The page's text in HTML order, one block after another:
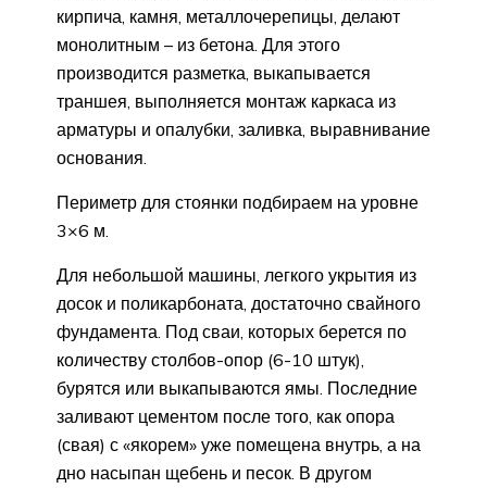
кирпича, камня, металлочерепицы, делают
монолитным – из бетона. Для этого
производится разметка, выкапывается
траншея, выполняется монтаж каркаса из
арматуры и опалубки, заливка, выравнивание
основания.
Периметр для стоянки подбираем на уровне
3×6 м.
Для небольшой машины, легкого укрытия из
досок и поликарбоната, достаточно свайного
фундамента. Под сваи, которых берется по
количеству столбов-опор (6-10 штук),
бурятся или выкапываются ямы. Последние
заливают цементом после того, как опора
(свая) с «якорем» уже помещена внутрь, а на
дно насыпан щебень и песок. В другом